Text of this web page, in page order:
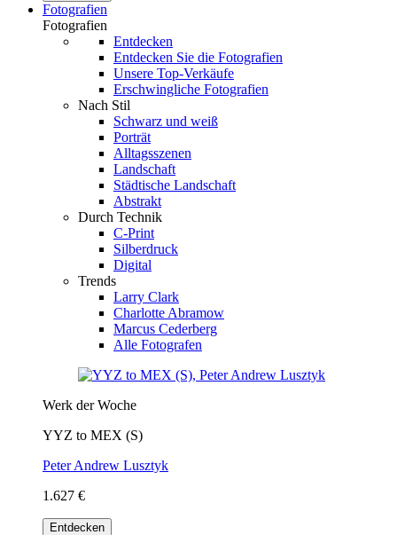
Fotografien
Fotografien
Entdecken
Entdecken Sie die Fotografien
Unsere Top-Verkäufe
Erschwingliche Fotografien
Nach Stil
Schwarz und weiß
Porträt
Alltagsszenen
Landschaft
Städtische Landschaft
Abstrakt
Durch Technik
C-Print
Silberdruck
Digital
Trends
Larry Clark
Charlotte Abramow
Marcus Cederberg
Alle Fotografen
Werk der Woche
YYZ to MEX (S)
Peter Andrew Lusztyk
1.627 €
Entdecken